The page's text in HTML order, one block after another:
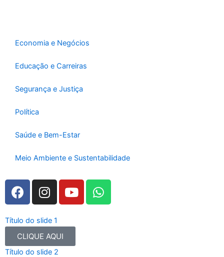
-
m
Economia e Negócios
Educação e Carreiras
Segurança e Justiça
Política
Saúde e Bem-Estar
Meio Ambiente e Sustentabilidade
F
a
e
b
o
I
n
t
a
g
Y
o
t
b
W
h
Título do slide 1
CLIQUE AQUI
Título do slide 2